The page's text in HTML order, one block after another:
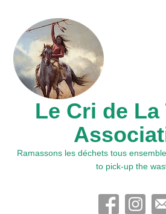
Le Cri de La
Ramassons les déchets tous
to pick-up the